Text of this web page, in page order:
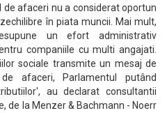
afaceri nu a considerat oportun
în piata muncii. Mai mult,
un efort administrativ
companiile cu multi angajati.
sociale transmite un mesaj de
afaceri, Parlamentul putând
au declarat consultantii
de la Menzer & Bachmann - Noerr